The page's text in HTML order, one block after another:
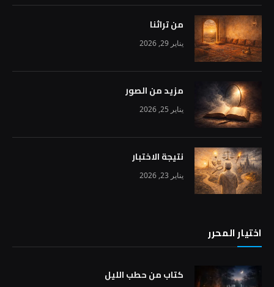
من تراثنا
يناير 29, 2026
مزيد من الصور
يناير 25, 2026
نتيجة الاختبار
يناير 23, 2026
اختيار المحرر
كتاب من حطب الليل